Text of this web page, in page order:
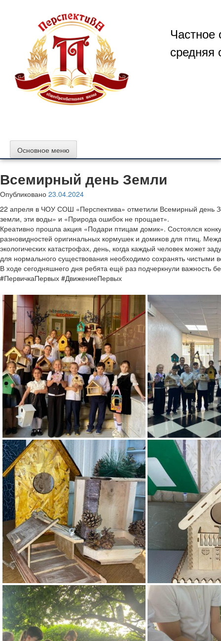
содержимому
Частное
средняя
Основное меню
Всемирный день Земли
Опубликовано 23.04.2024
22 апреля в ЧОУ СОШ «Перспектива» отметили Всемирный день
земли, эти воды» и «Природа ошибок не прощает».
Креативно прошла акция «Подари птицам домик». Состоялся
разновидностей оригинальных кормушек и домиков для птиц.
экологических катастрофах, день, когда каждый человек может
для нормального существования необходимо сохранять чистыми
В ходе сегодняшнего дня ребята ещё раз подчеркнули важность
#ПервичкаПервых #ДвижениеПервых